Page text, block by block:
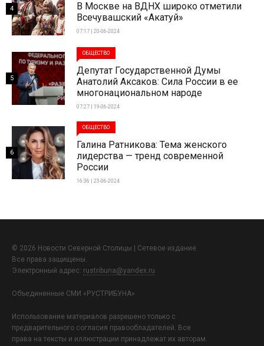
В Москве на ВДНХ широко отметили
Всечувашский «Акатуй»
07:17 | 20-06-2024
4
ОБЩЕСТВО
Депутат Государственной Думы
Анатолий Аксаков: Сила России в ее
многонациональном народе
07:27 | 19-06-2024
5
ОБЩЕСТВО
Галина Ратникова: Тема женского
лидерства — тренд современной
России
16:36 | 23-06-2024
6
© 2026 Новости Северной Столицы | Сетевое издание.
Все права защищены.
Электронный адрес: rustribuna@yandex.ru
Объединенные СМИ «РУСТРИБУНА»
Использование материалов разрешено только с
предварительного согласия правообладателей. Все
права на тексты и иллюстрации принадлежат их авторам.